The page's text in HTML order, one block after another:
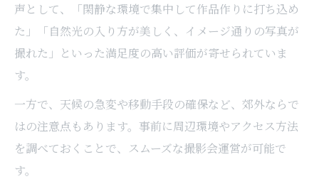
声として、「閑静な環境で集中して作品作りに打ち込め
た」「自然光の入り方が美しく、イメージ通りの写真が
撮れた」といった満足度の高い評価が寄せられていま
す。
一方で、天候の急変や移動手段の確保など、郊外ならで
はの注意点もあります。事前に周辺環境やアクセス方法
を調べておくことで、スムーズな撮影会運営が可能で
す。